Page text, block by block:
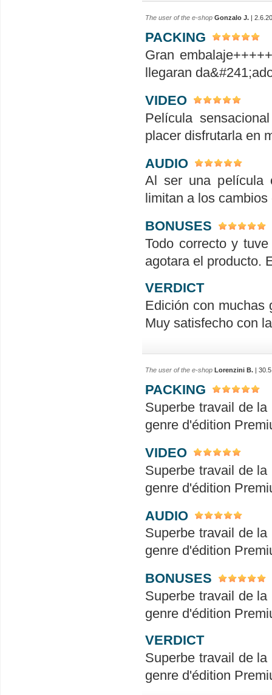
The user of the e-shop Gonzalo J. |
PACKING
Gran
llegaran
VIDEO
Película
placer disfrutarla en
AUDIO
Al ser una película
limitan a los
BONUSES
Todo correcto y
agotara el producto.
VERDICT
Edición con muchas
Muy satisfecho con
The user of the e-shop Lorenzini B. |
PACKING
Superbe travail de
genre d'édition
VIDEO
Superbe travail de
genre d'édition
AUDIO
Superbe travail de
genre d'édition
BONUSES
Superbe travail de
genre d'édition
VERDICT
Superbe travail de
genre d'édition